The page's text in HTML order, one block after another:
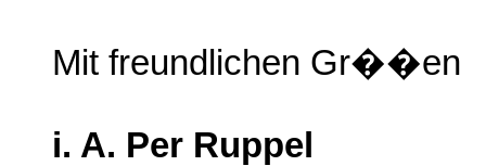
Mit freundlichen Gr��en
i. A. Per Ruppel